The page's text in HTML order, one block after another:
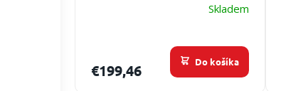
Skladem
€199,46 Do košíka